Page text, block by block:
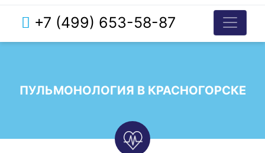
+7 (499) 653-58-87
ПУЛЬМОНОЛОГИЯ В КРАСНОГОРСКЕ